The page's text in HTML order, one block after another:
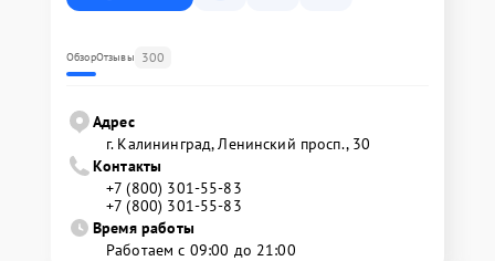
ОбзорОтзывы 300
Адрес
г. Калининград, Ленинский просп., 30
Контакты
+7 (800) 301-55-83
+7 (800) 301-55-83
Время работы
Работаем с 09:00 до 21:00